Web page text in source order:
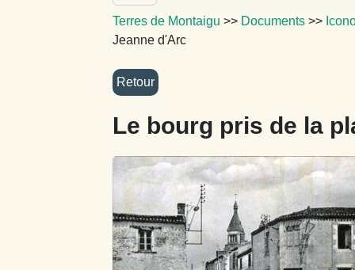
Terres de Montaigu >> Documents >>
Jeanne d'Arc
Le bourg pris de la